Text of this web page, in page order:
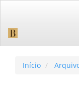
Barra
Início